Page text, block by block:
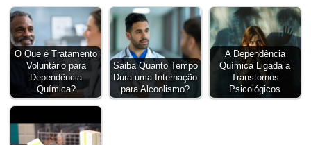
O Que é Tratamento
Voluntário para
Dependência
Química?
Saiba Quanto Tempo
Dura uma Internação
para Alcoolismo?
A Dependência
Química Ligada a
Transtornos
Psicológicos